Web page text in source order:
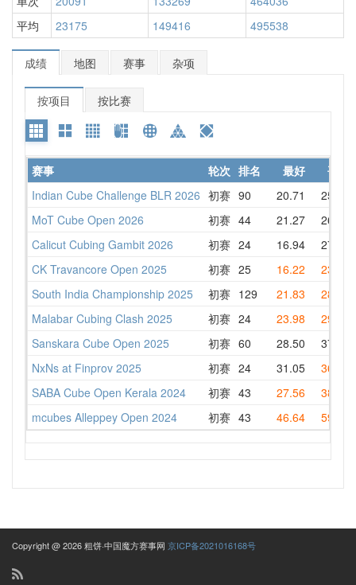
平均
23175 149416 495538
成绩 地图 赛事 杂项
按项目 按比赛
赛事 轮次 排名 最好
平均
Indian Cube Challenge BLR 2026 初赛 90 20.71
25.61
MoT Cube Open 2026
初赛 44 21.27
26.26
Calicut Cubing Gambit 2026
初赛 24 16.94
27.41
CK Travancore Open 2025
初赛 25 16.22
23.78
South India Championship 2025
初赛 129 21.83
28.13
Malabar Cubing Clash 2025
初赛 24 23.98
29.50
Sanskara Cube Open 2025
初赛 60 28.50
37.62
NxNs at Finprov 2025
初赛 24 31.05
36.00
SABA Cube Open Kerala 2024
初赛 43 27.56
38.48
mcubes Alleppey Open 2024
初赛 43 46.64 59.15
Copyright @ 2026 粗饼·中国魔方赛事网 京ICP备2021016168号